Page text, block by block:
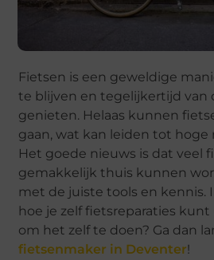
Fietsen is een geweldige
te blijven en tegelijkertijd
genieten. Helaas kunnen
gaan, wat kan leiden tot hoge
Het goede nieuws is dat veel
gemakkelijk thuis kunnen
met de juiste tools en kennis.
hoe je zelf fietsreparaties
om het zelf te doen? Ga dan
fietsenmaker in Deventer!